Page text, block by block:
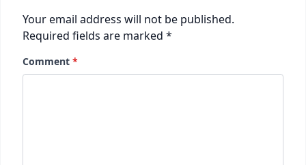
Your email address will not be published.
Required fields are marked *
Comment *